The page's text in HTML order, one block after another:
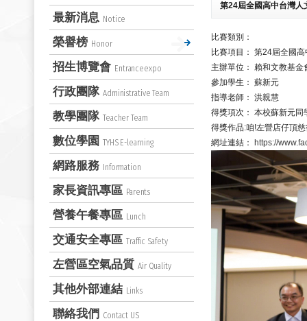
第24屆全國高中台灣人
比賽類別：
比賽項目： 第24屆全國
主辦單位： 賴和文教基金
參加學生： 蘇新元
指導老師： 洪親慧
得獎項次： 本校蘇新元同
得獎作品:咱!左營店仔頂
網址連結：
https://
最新消息 Notice
榮譽榜 Honor
招生博覽會 Entranceexpo
行政團隊 Administrative Team
教學團隊 Teacher Team
數位學園 TYHS E-learning
網路服務 Information
家長資訊專區 Parents
營養午餐專區 Lunch
交通安全專區 Traffic Safety
左營區空氣品質 Air Quality
其他外部連結 Links
聯絡我們 Contact US